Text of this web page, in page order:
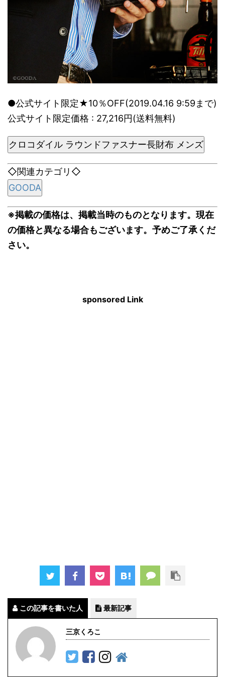
●公式サイト限定★10％OFF(2019.04.16 9:59まで)
公式サイト限定価格 : 27,216円(送料無料)
クロコダイル ラウンドファスナー長財布 メンズ
◇関連カテゴリ◇
GOODA
※掲載の価格は、掲載当時のものとなります。現在
の価格と異なる場合もございます。予めご了承くだ
さい。
sponsored Link
この記事を書いた人 最新記事
三京くろこ